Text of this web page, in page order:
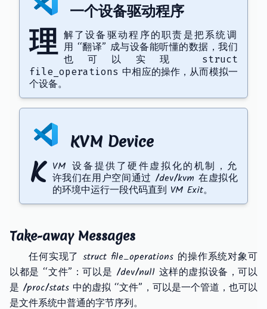
一个设备驱动程序
理 解了设备驱动程序的职责是把系统调
用 “翻译” 成与设备能听懂的数据，我们
也可以实现
struct
file_operations 中相应的操作，从而模拟一
个设备。
KVM Device
K VM 设备提供了硬件虚拟化的机制，允
许我们在用户空间通过 /dev/kvm 在虚拟化
的环境中运行一段代码直到 VM Exit。
Take-away Messages
任何实现了 struct file_operations 的操作系统对象可
以都是 “文件”：可以是 /dev/null 这样的虚拟设备，可以
是 /proc/stats 中的虚拟 “文件”，可以是一个管道，也可以
是文件系统中普通的字节序列。